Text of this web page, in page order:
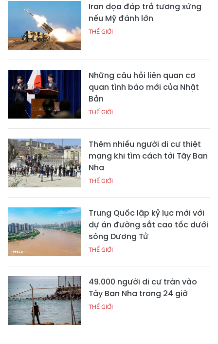
Iran dọa đáp trả tương xứng
nếu Mỹ đánh lớn
THẾ GIỚI
Những câu hỏi liên quan cơ
quan tình báo mới của Nhật
Bản
THẾ GIỚI
Thêm nhiều người di cư thiệt
mạng khi tìm cách tới Tây Ban
Nha
THẾ GIỚI
Trung Quốc lập kỷ lục mới với
dự án đường sắt cao tốc dưới
sông Dương Tử
THẾ GIỚI
49.000 người di cư tràn vào
Tây Ban Nha trong 24 giờ
THẾ GIỚI